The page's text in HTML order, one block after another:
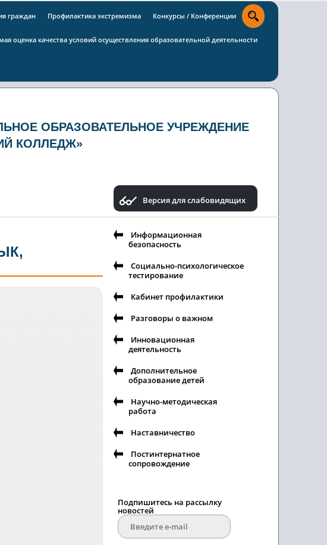
граждан Профилактика экстремизма Конкурсы / Конференции
оценка качества условий осуществления образовательной деятельности
ОБРАЗОВАТЕЛЬНОЕ УЧРЕЖДЕНИЕ
КОЛЛЕДЖ»
Версия для слабовидящих
Информационная
безопасность
Социально-психологическое
тестирование
Кабинет профилактики
Разговоры о важном
Инновационная
деятельность
Дополнительное
образование детей
Научно-методическая
работа
Наставничество
Постинтернатное
сопровождение
Подпишитесь на рассылку
новостей